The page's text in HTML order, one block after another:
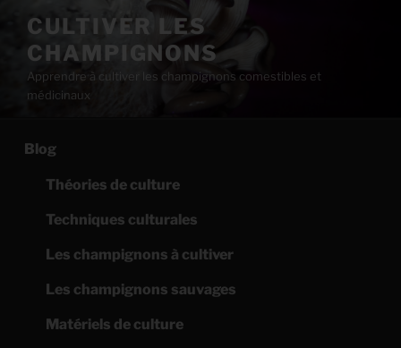
contenu
principal
CULTIVER LES
CHAMPIGNONS
Apprendre à cultiver les champignons comestibles et
médicinaux
Blog
Théories de culture
Techniques culturales
Les champignons à cultiver
Les champignons sauvages
Matériels de culture